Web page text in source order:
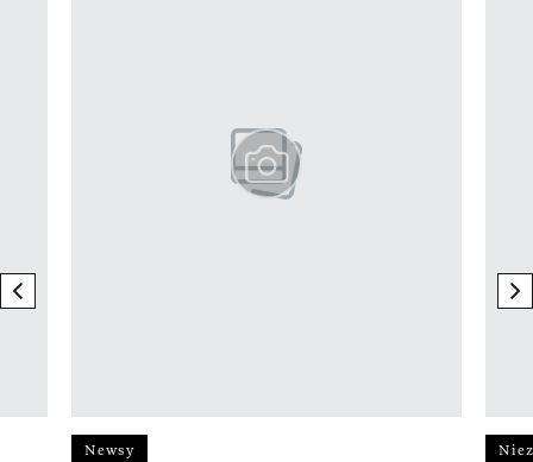
previous element
Newsy